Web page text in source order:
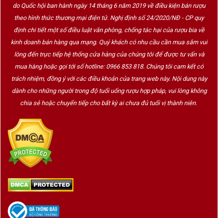
dòng1853 Old Vine Estate Malbec Selected Parcel
2019
, đã được James Suckling đánh giá 95 điểm. Thương
hiệu này cũng được công nhận tại hơn 30 quốc gia và là lựa
chọn ưu tiên của các chuyên gia cũng như người yêu thích
rượu vang trên toàn thế giới.
Các gốc nho già làm rượu tại 1853 Old Vine Estate
do Quốc hội ban hành ngày 14 tháng 6 năm 2019 về điều kiện bán rượu
theo hình thức thương mại điện tử. Nghị định số 24/2020/NĐ - CP quy
định chi tiết một số điều luật văn phòng, chống tác hại của rượu bia về
kinh doanh bán hàng qua mạng. Quý khách có nhu cầu cần mua sắm vui
lòng đến trực tiếp hệ thống cửa hàng của chúng tôi để được tư vấn và
mua hàng hoặc gọi tới số hotline: 0966 853 818. Chúng tôi cam kết có
trách nhiệm, đồng ý với các điều khoản của trang web này. Nội dung này
dành cho những người trong độ tuổi uống rượu hợp pháp, vui lòng không
chia sẻ hoặc chuyển tiếp cho bất kỳ ai chưa đủ tuổi vị thành niên.